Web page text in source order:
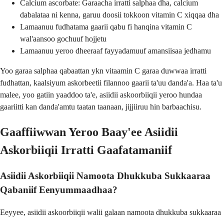
Calcium ascorbate: Garaacha irratti salphaa dha, calcium
dabalataa ni kenna, garuu doosii tokkoon vitamin C xiqqaa dha
Lamaanuu fudhatama gaarii qabu fi hanqina vitamin C
wal'aansoo gochuuf hojjetu
Lamaanuu yeroo dheeraaf fayyadamuuf amansiisaa jedhamu
Yoo garaa salphaa qabaattan ykn vitaamin C garaa duwwaa irratti
fudhattan, kaalsiyum askorbeetii filannoo gaarii ta'uu danda'a. Haa ta'u
malee, yoo gatiin yaaddoo ta'e, asiidii askoorbiiqii yeroo hundaa
gaariitti kan danda'amtu taatan taanaan, jijjiiruu hin barbaachisu.
Gaaffiiwwan Yeroo Baay'ee Asiidii
Askorbiiqii Irratti Gaafatamaniif
Asiidii Askorbiiqii Namoota Dhukkuba Sukkaaraa
Qabaniif Eenyummaadhaa?
Eeyyee, asiidii askoorbiiqii walii galaan namoota dhukkuba sukkaaraa